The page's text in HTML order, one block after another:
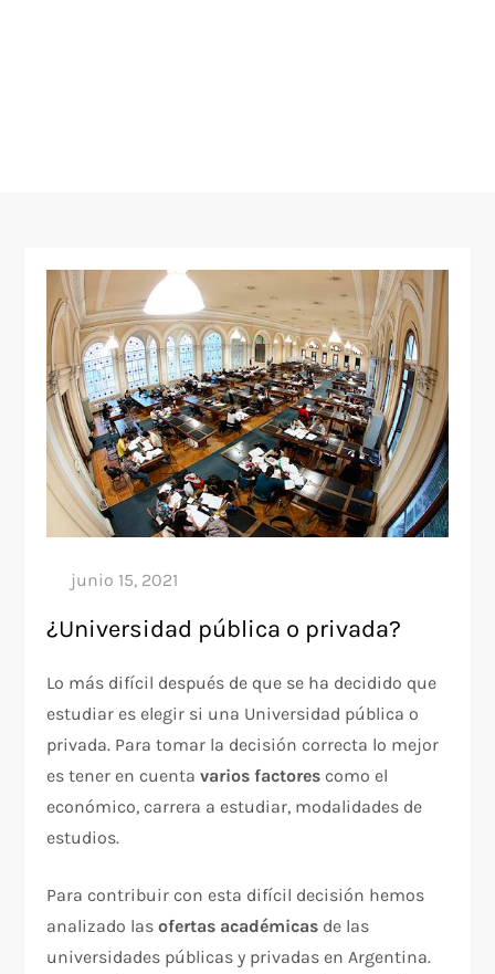
¿Universidad pública o privada?
Lo más difícil después de que se ha decidido que
estudiar es elegir si una Universidad pública o
privada. Para tomar la decisión correcta lo mejor
es tener en cuentavarios factores como el
económico, carrera a estudiar, modalidades de
estudios.
Para contribuir con esta difícil decisión hemos
analizado lasofertas académicas de las
universidades públicas y privadas en Argentina.